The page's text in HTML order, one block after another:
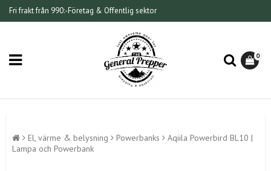
Fri frakt från 990:-Företag & Offentlig sektor
0
El, värme & belysning Powerbanks
Aqiila Powerbird BL10 |
Lampa och Powerbank